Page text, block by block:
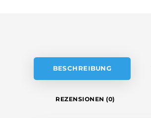
:
BESCHREIBUNG
REZENSIONEN (0)